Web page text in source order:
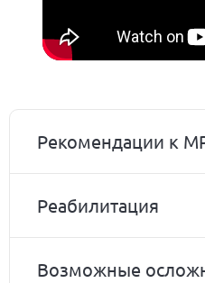
Рекомендации к
Реабилитация
Возможные